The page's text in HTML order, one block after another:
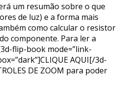
um resumão sobre o que
de luz) e a forma mais
como calcular o resistor
componente. Para ler a
flip-book mode=”link-
AQUI[/3d-
DE ZOOM para poder